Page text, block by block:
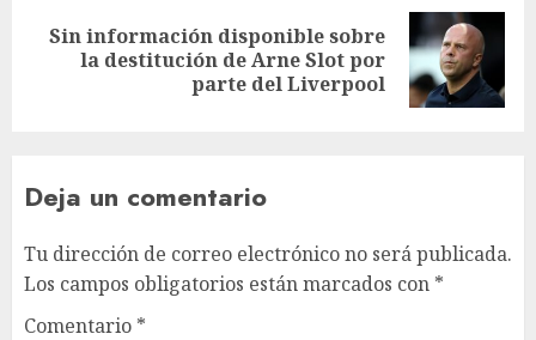
Sin información disponible sobre
la destitución de Arne Slot por
parte del Liverpool
Deja un comentario
Tu dirección de correo electrónico no será publicada.
Los campos obligatorios están marcados con *
Comentario *